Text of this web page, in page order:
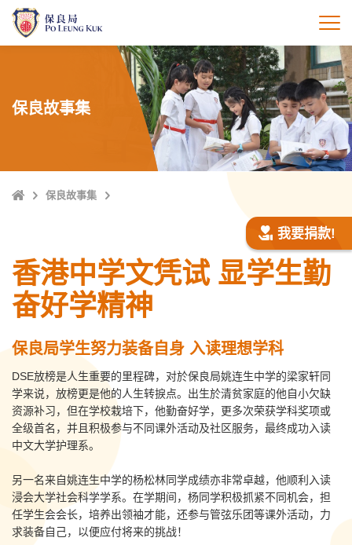
打
保良故事集
Home保良故事集
我要捐款!
香港中学文凭试 显学生勤
奋好学精神
保良局学生努力装备自身 入读理想学科
DSE放榜是人生重要的里程碑，对於保良局姚连生中学的梁家轩同
学来说，放榜更是他的人生转捩点。出生於清贫家庭的他自小欠缺
资源补习，但在学校栽培下，他勤奋好学，更多次荣获学科奖项或
全级首名，并且积极参与不同课外活动及社区服务，最终成功入读
中文大学护理系。
另一名来自姚连生中学的杨松林同学成绩亦非常卓越，他顺利入读
浸会大学社会科学学系。在学期间，杨同学积极抓紧不同机会，担
任学生会会长，培养出领袖才能，还参与管弦乐团等课外活动，力
求装备自己，以便应付将来的挑战！